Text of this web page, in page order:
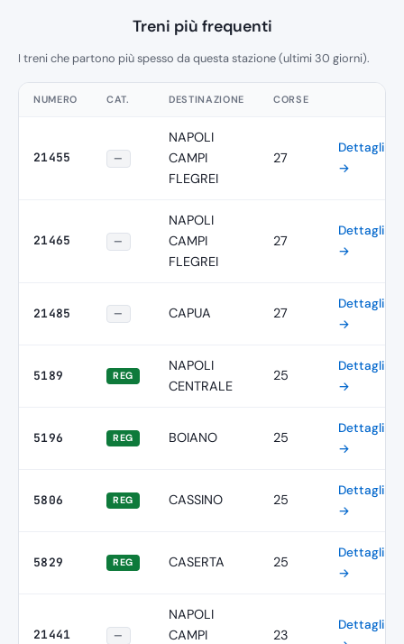
Treni più frequenti
I treni che partono più spesso da questa stazione (ultimi 30 giorni).
NUMERO CAT. DESTINAZIONE CORSE
21455 —
NAPOLI
CAMPI
FLEGREI
27
Dettagli
→
21465 —
NAPOLI
CAMPI
FLEGREI
27
Dettagli
→
21485 — CAPUA 27
Dettagli
→
5189 REG
NAPOLI
CENTRALE
25
Dettagli
→
5196 REG BOIANO 25
Dettagli
→
5806 REG CASSINO 25
Dettagli
→
5829 REG CASERTA 25
Dettagli
→
21441 —
NAPOLI
CAMPI
23
Dettagli